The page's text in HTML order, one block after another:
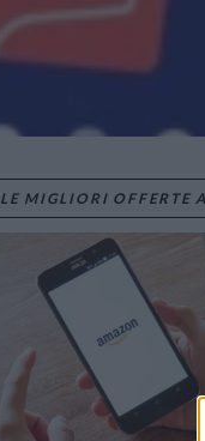
LE MIGLIORI OFFERTE